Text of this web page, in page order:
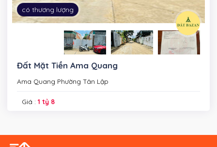
có thương lượng
Đất Mặt Tiền Ama Quang
Ama Quang Phường Tân Lập
Giá : 1 tỷ 8